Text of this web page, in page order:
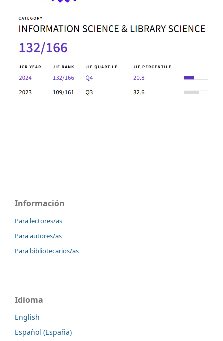
Información
Para lectores/as
Para autores/as
Para bibliotecarios/as
Idioma
English
Español (España)